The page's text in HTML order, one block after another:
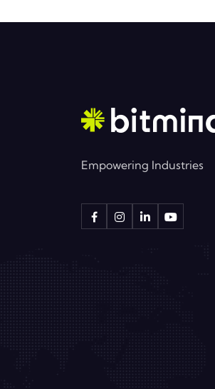
Empowering Industries